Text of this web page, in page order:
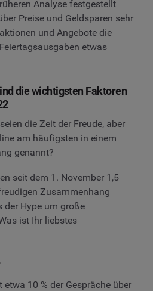
Analyse festgestellt
Preise und Geldsparen sehr
und Angebote die
etwas
die wichtigsten Faktoren
die Zeit der Freude, aber
am häufigsten in einem
genannt?
seit dem 1. November 1,5
Zusammenhang
der Hype um große
ist Ihr liebstes
10 % der Gespräche über